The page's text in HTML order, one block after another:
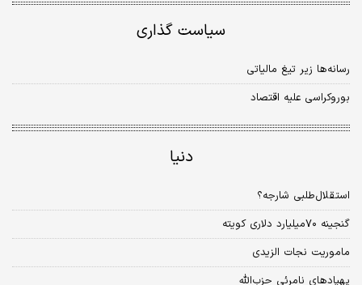
سیاست گذاری
رسانه‌ها زیر تیغ مالیاتی
بوروکراسی علیه اقتصاد
دنیا
استقلال‌طلبی شارجه؟
گنجینه ۷۰‌میلیارد دلاری کویته
ماموریت نجات الزیدی
پهپادهای نامرئی حزب‌الله